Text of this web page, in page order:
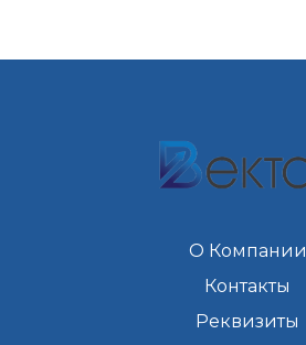
О Компании
Контакты
Реквизиты